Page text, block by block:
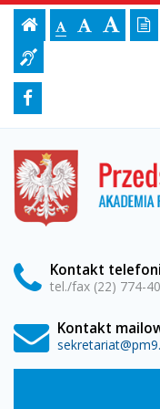
Spotkania
po
Przedszkole
Miejskie
nr
9
w
Ustawienia
strony
Strona
główna
Czcionka,
jejCzcionkaCzcionka
Informacja
dla
Media
Facebook
Przedszkole
Miejskie
nr
w
Kontakt
tel./fax (22) 774-
Kontakt